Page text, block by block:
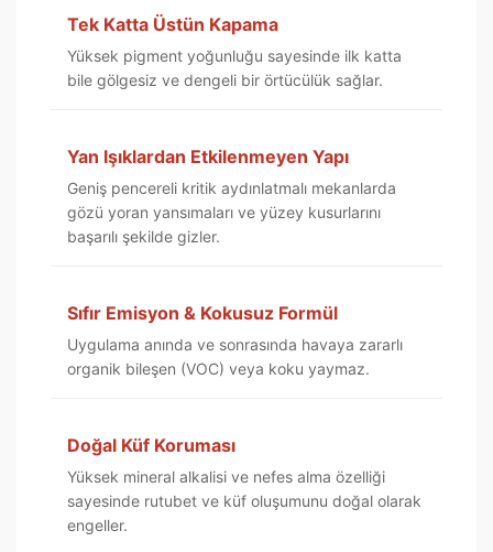
Tek Katta Üstün Kapama
Yüksek pigment yoğunluğu sayesinde ilk katta
bile gölgesiz ve dengeli bir örtücülük sağlar.
Yan Işıklardan Etkilenmeyen Yapı
Geniş pencereli kritik aydınlatmalı mekanlarda
gözü yoran yansımaları ve yüzey kusurlarını
başarılı şekilde gizler.
Sıfır Emisyon & Kokusuz Formül
Uygulama anında ve sonrasında havaya zararlı
organik bileşen (VOC) veya koku yaymaz.
Doğal Küf Koruması
Yüksek mineral alkalisi ve nefes alma özelliği
sayesinde rutubet ve küf oluşumunu doğal olarak
engeller.